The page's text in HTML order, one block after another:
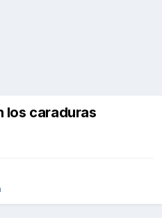
los caraduras